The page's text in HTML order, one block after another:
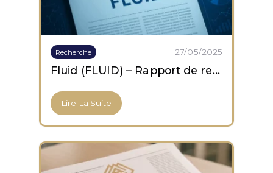
Recherche 27/05/2025
Fluid (FLUID) – Rapport de recherche
Lire La Suite